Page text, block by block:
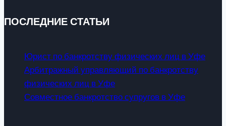
ПОСЛЕДНИЕ СТАТЬИ
Юрист по банкротству физических лиц в Уфе
Арбитражный управляющий по банкротству
физических лиц в Уфе
Совместное банкротство супругов в Уфе